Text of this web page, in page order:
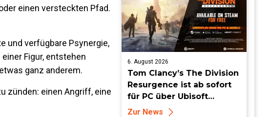
einen versteckten Pfad.
und verfügbare Psynergie,
Figur, entstehen
ganz anderem.
zünden: einen Angriff, eine
6. August 2026
Tom Clancy’s The Division
Resurgence ist ab sofort
für PC über Ubisoft
Connect und Steam
Zur News